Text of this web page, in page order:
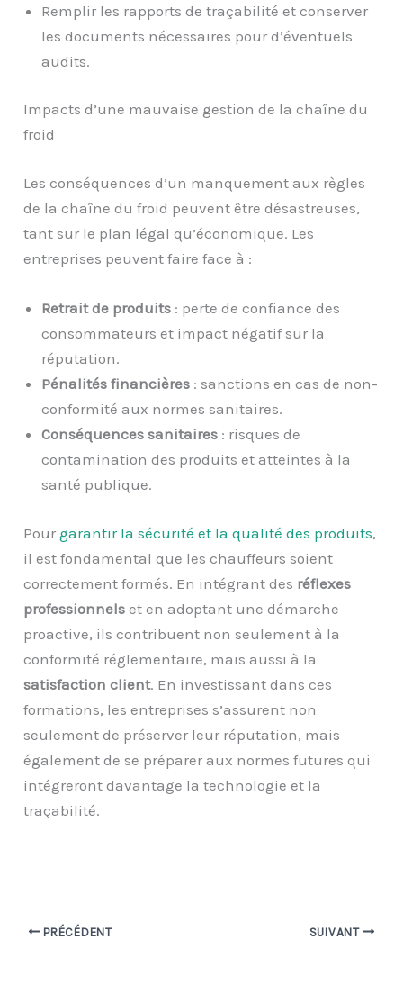
Remplir les rapports de traçabilité et conserver
les documents nécessaires pour d’éventuels
audits.
Impacts d’une mauvaise gestion de la chaîne du
froid
Les conséquences d’un manquement aux règles
de la chaîne du froid peuvent être désastreuses,
tant sur le plan légal qu’économique. Les
entreprises peuvent faire face à :
Retrait de produits : perte de confiance des
consommateurs et impact négatif sur la
réputation.
Pénalités financières : sanctions en cas de non-
conformité aux normes sanitaires.
Conséquences sanitaires : risques de
contamination des produits et atteintes à la
santé publique.
Pourgarantir la sécurité et la qualité des produits,
il est fondamental que les chauffeurs soient
correctement formés. En intégrant des réflexes
professionnels et en adoptant une démarche
proactive, ils contribuent non seulement à la
conformité réglementaire, mais aussi à la
satisfaction client. En investissant dans ces
formations, les entreprises s’assurent non
seulement de préserver leur réputation, mais
également de se préparer aux normes futures qui
intégreront davantage la technologie et la
traçabilité.
PRÉCÉDENT SUIVANT